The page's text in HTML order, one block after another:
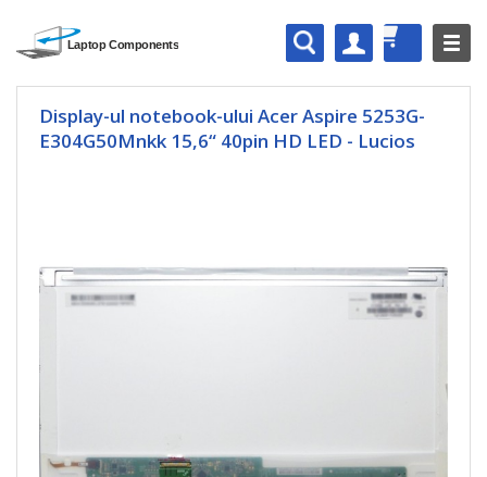
Display-ul notebook-ului Acer Aspire 5253G-
E304G50Mnkk 15,6“ 40pin HD LED - Lucios